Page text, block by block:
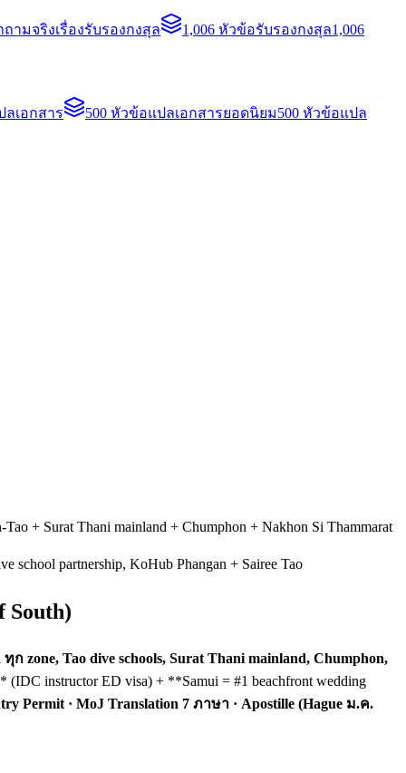
ถามจริงเรื่องรับรองกงสุล 1,006 หัวข้อรับรองกงสุล1,006
ลเอกสาร 500 หัวข้อแปลเอกสารยอดนิยม500 หัวข้อแปล
+ Surat Thani mainland + Chumphon + Nakhon Si Thammarat
school partnership, KoHub Phangan + Sairee Tao
South)
ก zone, Tao dive schools, Surat Thani mainland, Chumphon,
instructor ED visa) + **Samui = #1 beachfront wedding
Permit · MoJ Translation 7 ภาษา · Apostille (Hague ม.ค.